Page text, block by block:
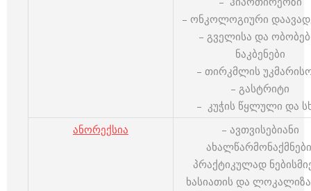
– ონკოლოგიური
– გველისა და
ნაკბენები
– თირკმლის
– გასტრიტი
– კუჭის წყლული და
ანორექსია
– ავთვისებიანი
პრაქტიკულად
ხასიათის და